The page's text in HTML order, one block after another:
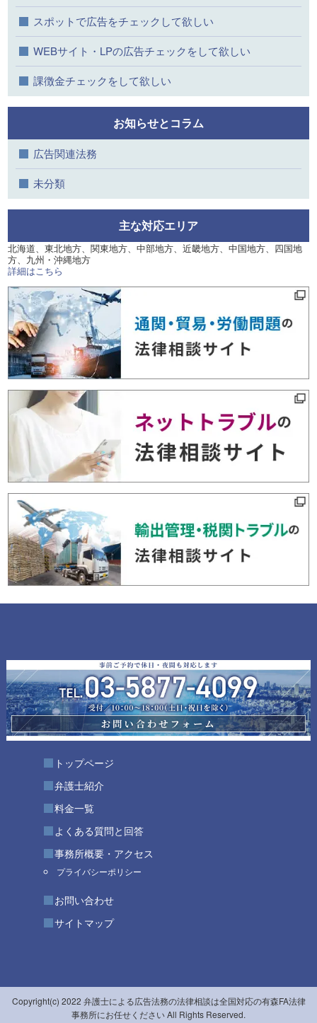
スポットで広告をチェックして欲しい
WEBサイト・LPの広告チェックをして欲しい
課徴金チェックをして欲しい
お知らせとコラム
広告関連法務
未分類
主な対応エリア
北海道、東北地方、関東地方、中部地方、近畿地方、中国地方、四国地
方、九州・沖縄地方
詳細はこちら
トップページ
弁護士紹介
料金一覧
よくある質問と回答
事務所概要・アクセス
プライバシーポリシー
お問い合わせ
サイトマップ
Copyright(c) 2022 弁護士による広告法務の法律相談は全国対応の有森FA法律
事務所にお任せください All Rights Reserved.